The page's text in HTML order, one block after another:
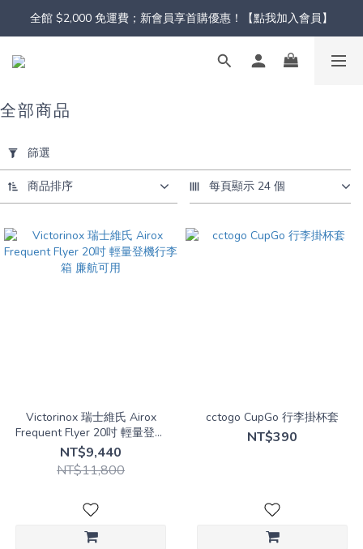
全館 $2,000 免運費；新會員享首購優惠！【點我加入會員】
用
篩
選
(0/20)
顏
藍
全部商品
篩選
商品排序 每頁顯示 24 個
Victorinox 瑞士維氏 Airox
Frequent Flyer 20吋 輕量登機
行李箱 廉航可用
NT$9,440
NT$11,800
cctogo CupGo 行李掛杯套
NT$390